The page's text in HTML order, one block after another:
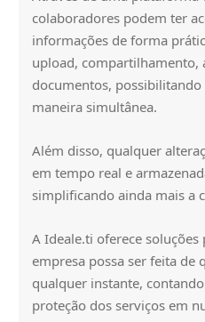
colaboradores podem ter
informações de forma
upload, compartilhamento,
documentos,
maneira simultânea.
Além disso, qualquer
em tempo real e
simplificando ainda mais a
A Ideale.ti oferece
empresa possa ser feita de
qualquer instante,
proteção dos serviços em